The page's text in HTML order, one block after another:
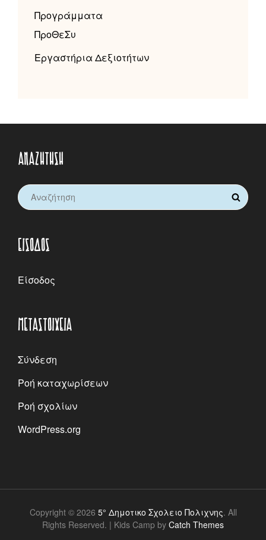
Προγράμματα
ΠροΘεΣυ
Εργαστήρια Δεξιοτήτων
ΑΝΑΖΉΤΗΣΗ
Search
for:
SEARCH
ΕΊΣΟΔΟΣ
Είσοδος
ΜΕΤΑΣΤΟΙΧΕΊΑ
Σύνδεση
Ροή καταχωρίσεων
Ροή σχολίων
WordPress.org
Copyright © 2026 5° Δημοτικο Σχολειο Πολιχνης. All
Rights Reserved. | Kids Camp by Catch Themes